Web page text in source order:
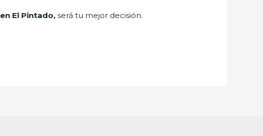
en El Pintado,será tu mejor decisión.